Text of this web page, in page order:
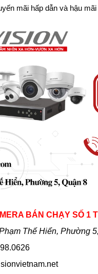
mãi hấp dẫn và hậu
BÁN CHẠY SỐ 1
Thế Hiển, Phường
sionvietnam.net